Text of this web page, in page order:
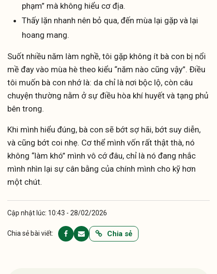
phạm” mà không hiểu cơ địa.
Thấy lặn nhanh nên bỏ qua, đến mùa lại gặp và lại
hoang mang.
Suốt nhiều năm làm nghề, tôi gặp không ít bà con bị nổi
mề đay vào mùa hè theo kiểu “năm nào cũng vậy”. Điều
tôi muốn bà con nhớ là: da chỉ là nơi bộc lộ, còn câu
chuyện thường nằm ở sự điều hòa khí huyết và tạng phủ
bên trong.
Khi mình hiểu đúng, bà con sẽ bớt sợ hãi, bớt suy diễn,
và cũng bớt coi nhẹ. Cơ thể mình vốn rất thật thà, nó
không “làm khó” mình vô cớ đâu, chỉ là nó đang nhắc
mình nhìn lại sự cân bằng của chính mình cho kỹ hơn
một chút.
Cập nhật lúc: 10:43 - 28/02/2026
Chia sẻ bài viết: Chia sẻ